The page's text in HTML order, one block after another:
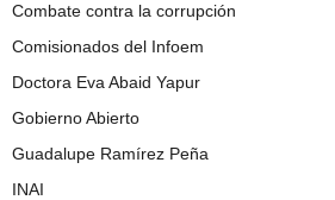
Combate contra la corrupción
Comisionados del Infoem
Doctora Eva Abaid Yapur
Gobierno Abierto
Guadalupe Ramírez Peña
INAI